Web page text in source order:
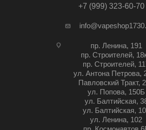
+7 (999) 323-60-70
пр. Ленина, 191
пр. Строителей,
пр. Строителей,
ул. Антона Петрова,
Павловский Тракт,
ул. Попова, 150Б
ул. Балтийская,
ул. Балтийская,
ул. Ленина, 102